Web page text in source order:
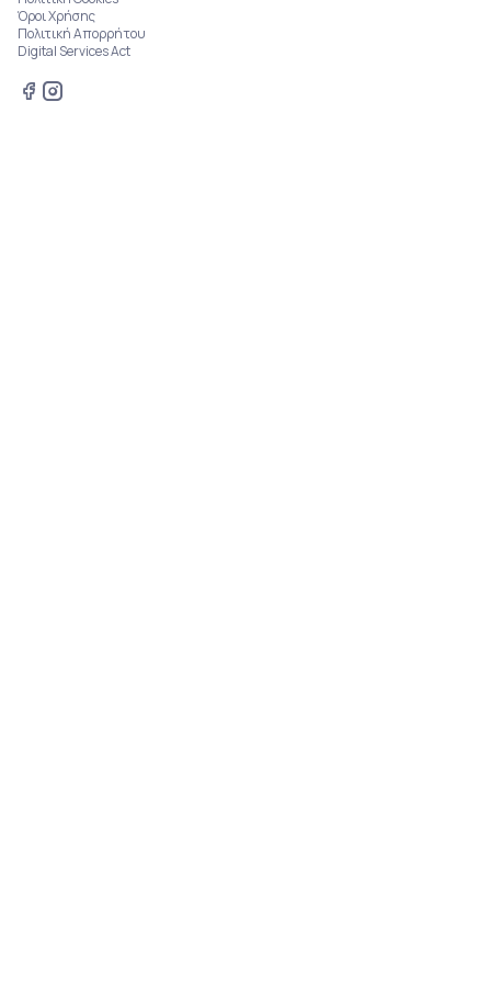
Όροι Χρήσης
Πολιτική Απορρήτου
Digital Services Act